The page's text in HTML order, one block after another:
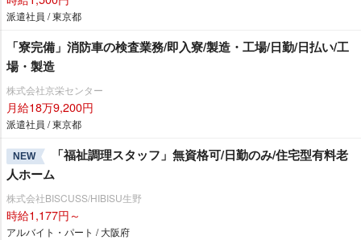
派遣社員 / 東京都
「寮完備」消防車の検査業務/即入寮/製造・工場/日勤/日払い/工
場・製造
株式会社京栄センター
月給18万9,200円
派遣社員 / 東京都
NEW
「福祉調理スタッフ」無資格可/日勤のみ/住宅型有料老
人ホーム
株式会社BISCUSS/HIBISU生野
時給1,177円～
アルバイト・パート / 大阪府